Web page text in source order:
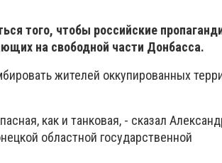
того, чтобы российские
на свободной части Донбасса.
жителей оккупированных
как и танковая, - сказал
областной государственной